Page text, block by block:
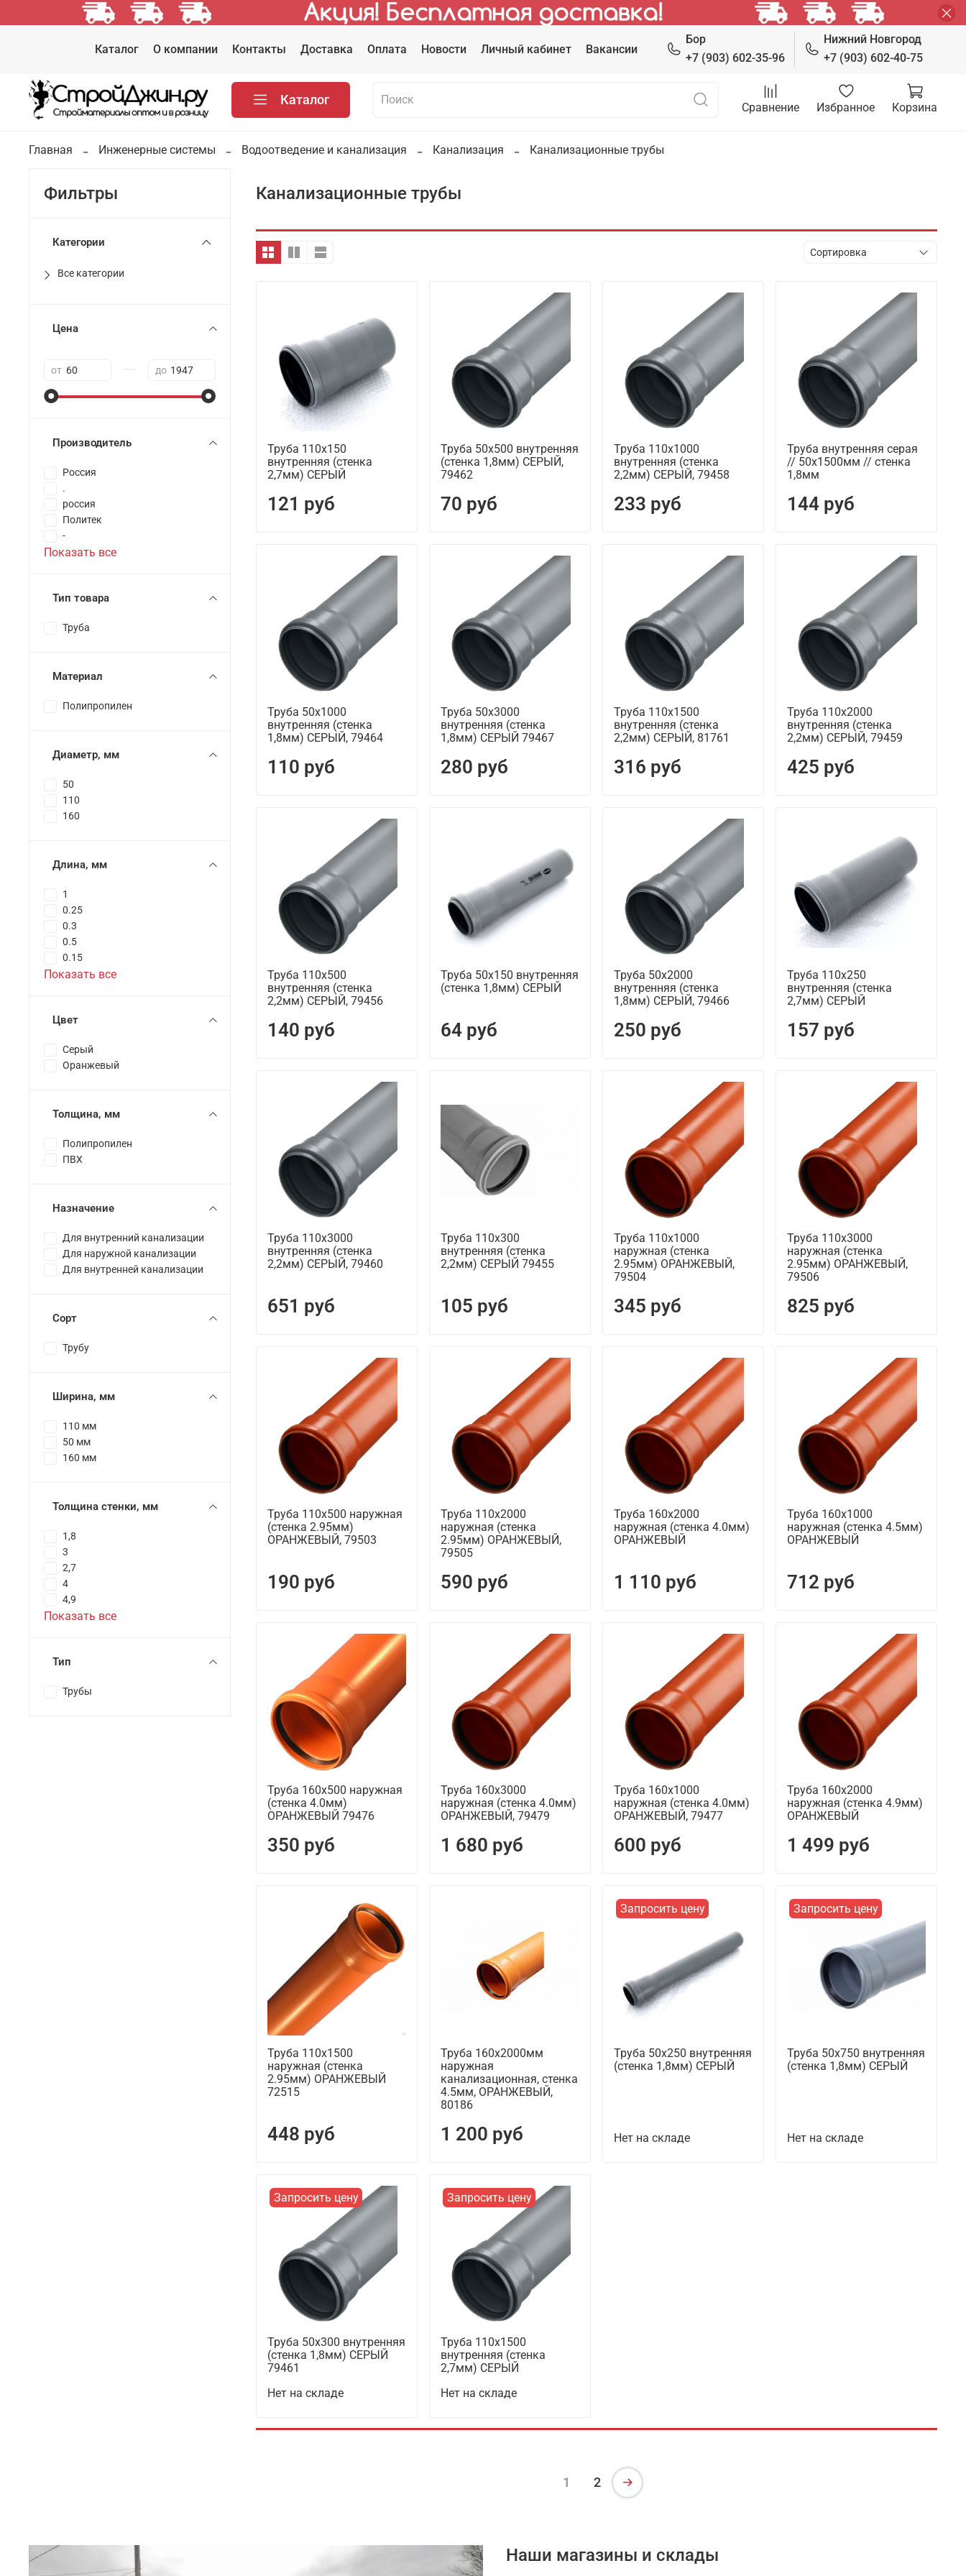
Каталог О компании Контакты Доставка Оплата Новости Личный кабинет Вакансии
Бор
+7 (903) 602-35-96
Нижний Новгород
+7 (903) 602-40-75
Каталог
Сравнение Избранное Корзина
Главная Инженерные системы Водоотведение и канализация Канализация Канализационные трубы
Канализационные трубы
Труба 110х150
внутренняя (стенка
2,7мм) СЕРЫЙ
121 руб
Труба 50х500 внутренняя
(стенка 1,8мм) СЕРЫЙ,
79462
70 руб
Труба 110х1000
внутренняя (стенка
2,2мм) СЕРЫЙ, 79458
233 руб
Труба внутренняя серая
// 50х1500мм // стенка
1,8мм
144 руб
Труба 50х1000
внутренняя (стенка
1,8мм) СЕРЫЙ, 79464
110 руб
Труба 50х3000
внутренняя (стенка
1,8мм) СЕРЫЙ 79467
280 руб
Труба 110х1500
внутренняя (стенка
2,2мм) СЕРЫЙ, 81761
316 руб
Труба 110х2000
внутренняя (стенка
2,2мм) СЕРЫЙ, 79459
425 руб
Труба 110х500
внутренняя (стенка
2,2мм) СЕРЫЙ, 79456
140 руб
Труба 50х150 внутренняя
(стенка 1,8мм) СЕРЫЙ
64 руб
Труба 50х2000
внутренняя (стенка
1,8мм) СЕРЫЙ, 79466
250 руб
Труба 110х250
внутренняя (стенка
2,7мм) СЕРЫЙ
157 руб
Труба 110х3000
внутренняя (стенка
2,2мм) СЕРЫЙ, 79460
651 руб
Труба 110х300
внутренняя (стенка
2,2мм) СЕРЫЙ 79455
105 руб
Труба 110х1000
наружная (стенка
2.95мм) ОРАНЖЕВЫЙ,
79504
345 руб
Труба 110х3000
наружная (стенка
2.95мм) ОРАНЖЕВЫЙ,
79506
825 руб
Труба 110х500 наружная
(стенка 2.95мм)
ОРАНЖЕВЫЙ, 79503
190 руб
Труба 110х2000
наружная (стенка
2.95мм) ОРАНЖЕВЫЙ,
79505
590 руб
Труба 160х2000
наружная (стенка 4.0мм)
ОРАНЖЕВЫЙ
1 110 руб
Труба 160х1000
наружная (стенка 4.5мм)
ОРАНЖЕВЫЙ
712 руб
Труба 160х500 наружная
(стенка 4.0мм)
ОРАНЖЕВЫЙ 79476
350 руб
Труба 160х3000
наружная (стенка 4.0мм)
ОРАНЖЕВЫЙ, 79479
1 680 руб
Труба 160х1000
наружная (стенка 4.0мм)
ОРАНЖЕВЫЙ, 79477
600 руб
Труба 160х2000
наружная (стенка 4.9мм)
ОРАНЖЕВЫЙ
1 499 руб
Труба 110х1500
наружная (стенка
2.95мм) ОРАНЖЕВЫЙ
72515
448 руб
Труба 160х2000мм
наружная
канализационная, стенка
4.5мм, ОРАНЖЕВЫЙ,
80186
1 200 руб
Запросить цену
Труба 50х250 внутренняя
(стенка 1,8мм) СЕРЫЙ
Нет на складе
Запросить цену
Труба 50х750 внутренняя
(стенка 1,8мм) СЕРЫЙ
Нет на складе
Запросить цену
Труба 50х300 внутренняя
(стенка 1,8мм) СЕРЫЙ
79461
Нет на складе
Запросить цену
Труба 110х1500
внутренняя (стенка
2,7мм) СЕРЫЙ
Нет на складе
1 2
Фильтры
Категории
Все категории
Цена
от до
Производитель
Россия
.
россия
Политек
-
Показать все
Тип товара
Труба
Материал
Полипропилен
Диаметр, мм
50
110
160
Длина, мм
1
0.25
0.3
0.5
0.15
Показать все
Цвет
Серый
Оранжевый
Толщина, мм
Полипропилен
ПВХ
Назначение
Для внутренний канализации
Для наружной канализации
Для внутренней канализации
Сорт
Трубу
Ширина, мм
110 мм
50 мм
160 мм
Толщина стенки, мм
1,8
3
2,7
4
4,9
Показать все
Тип
Трубы
Наши магазины и склады